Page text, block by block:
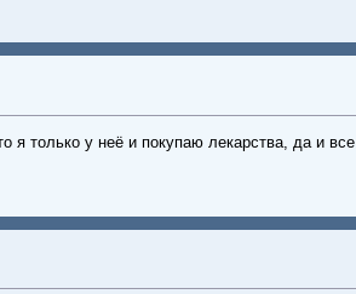
я только у неё и покупаю лекарства, да и все